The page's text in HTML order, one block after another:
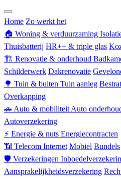
Home Zo werkt het
🏠 Woning & verduurzaming
Thuisbatterij HR++ & triple glas
🏗 Renovatie & onderhoud
Schilderwerk Dakrenovatie
🌳 Tuin & buiten Tuin aanleg
Overkapping
🚗 Auto & mobiliteit Auto
Autoverzekering
⚡ Energie & nuts Energiecontracten
📶 Telecom Internet Mobiel Bundels
🛡 Verzekeringen
Aansprakelijkheidsverzekering